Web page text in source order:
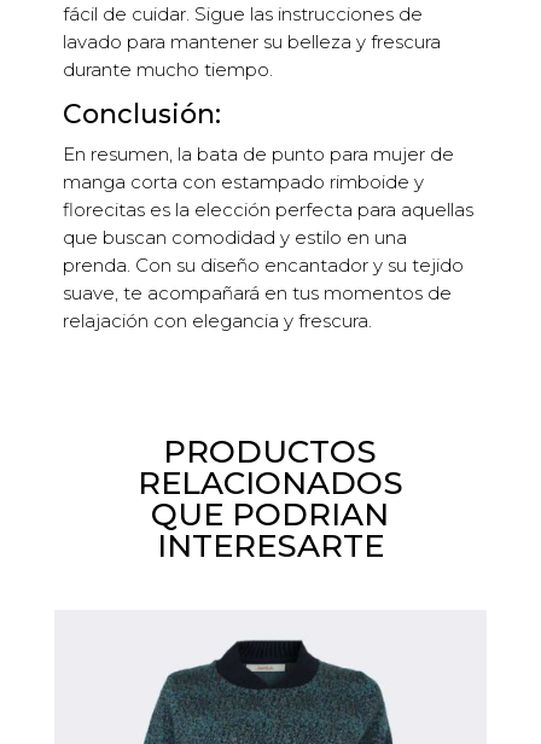
fácil de cuidar. Sigue las instrucciones de
lavado para mantener su belleza y frescura
durante mucho tiempo.
Conclusión:
En resumen, la bata de punto para mujer de
manga corta con estampado rimboide y
florecitas es la elección perfecta para aquellas
que buscan comodidad y estilo en una
prenda. Con su diseño encantador y su tejido
suave, te acompañará en tus momentos de
relajación con elegancia y frescura.
PRODUCTOS
RELACIONADOS
QUE PODRIAN
INTERESARTE